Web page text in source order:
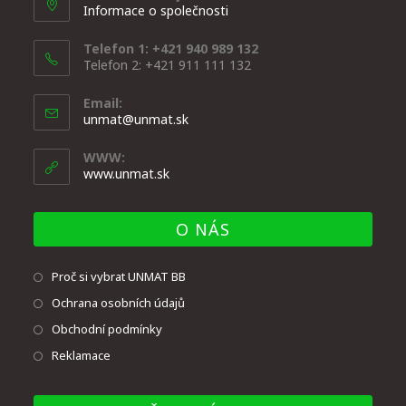
Informace o společnosti
Telefon 1: +421 940 989 132
Telefon 2: +421 911 111 132
Email:
unmat@unmat.sk
WWW:
www.unmat.sk
O NÁS
Proč si vybrat UNMAT BB
Ochrana osobních údajů
Obchodní podmínky
Reklamace